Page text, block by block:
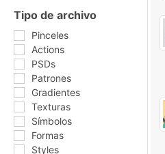
Tipo de archivo
Pinceles
Actions
PSDs
Patrones
Gradientes
Texturas
Símbolos
Formas
Styles